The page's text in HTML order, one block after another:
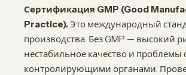
Сертификация GMP (Good
Practice).Это международный
производства. Без GMP — высокий
нестабильное качество и проблемы
контролирующими органами.